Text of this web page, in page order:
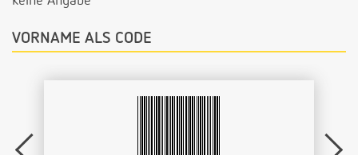
VORNAME ALS CODE